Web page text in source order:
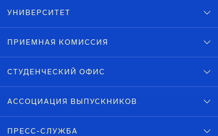
УНИВЕРСИТЕТ
ПРИЕМНАЯ КОМИССИЯ
СТУДЕНЧЕСКИЙ ОФИС
АССОЦИАЦИЯ ВЫПУСКНИКОВ
ПРЕСС-СЛУЖБА